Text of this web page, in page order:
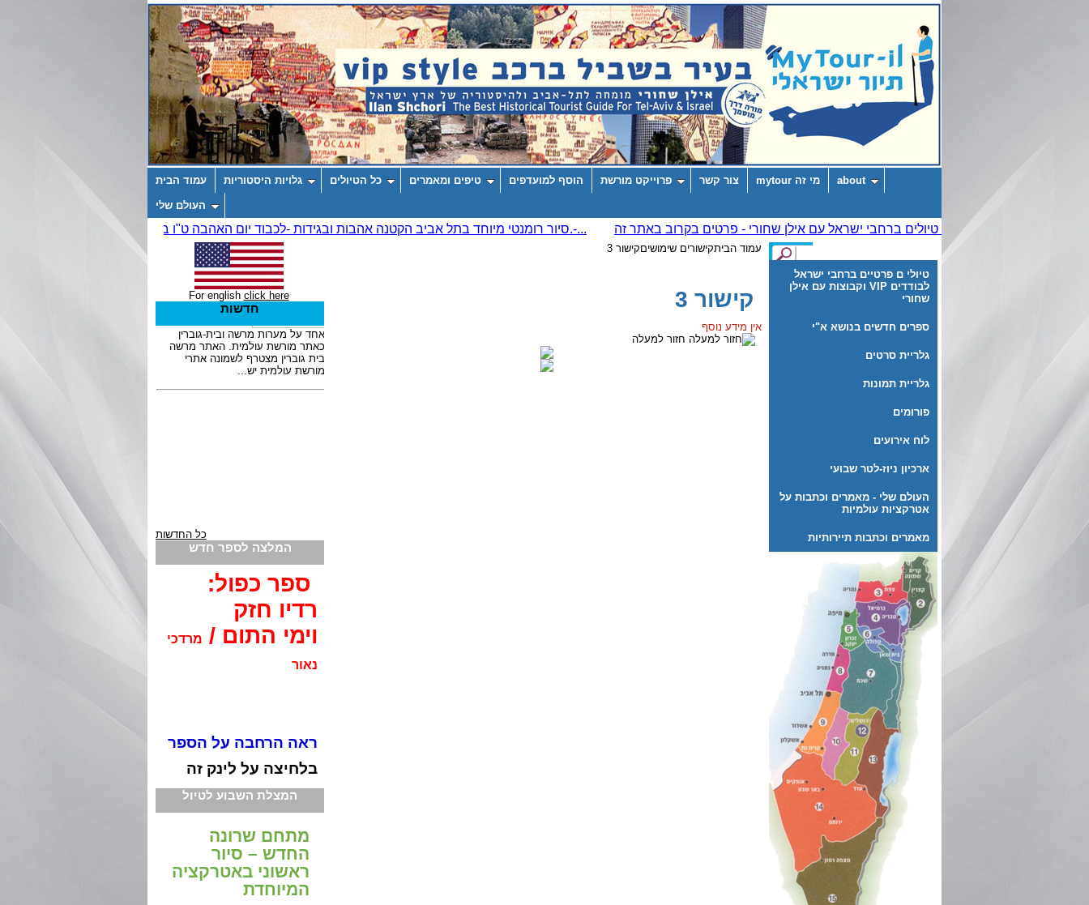
עמוד הבית גלויות היסטוריות כל הטיולים טיפים ומאמרים הוסף למועדפים פרוייקט מורשת צור קשר מי זה mytour about
העולם שלי
טיולי ם פרטיים ברחבי ישראל
לבודדים VIP וקבוצות עם אילן
שחורי
ספרים חדשים בנושא א"י
גלריית סרטים
גלריית תמונות
פורומים
לוח אירועים
ארכיון ניוז-לטר שבועי
העולם שלי - מאמרים וכתבות על
אטרקציות עולמיות
מאמרים וכתבות תיירותיות
עמוד הביתקישורים שימושיםקישור 3
קישור 3
אין מידע נוסף
חזור למעלה
For english click here
חדשות
כל החדשות
המלצה לספר חדש
ספר כפול:
רדיו חזק
וימי התום / מרדכי
נאור
ראה הרחבה על הספר
בלחיצה על לינק זה
המצלת השבוע לטיול
מתחם שרונה
החדש – סיור
ראשוני באטרקציה
המיוחדת